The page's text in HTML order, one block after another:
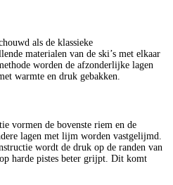
als de klassieke
materialen van de ski’s met elkaar
worden de afzonderlijke lagen
warmte en druk gebakken.
vormen de bovenste riem en de
lagen met lijm worden vastgelijmd.
wordt de druk op de randen van
harde pistes beter grijpt. Dit komt